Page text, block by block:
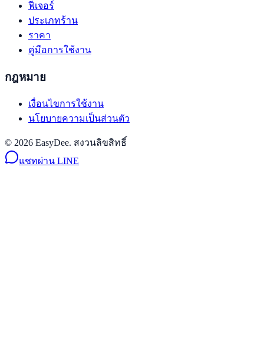
ฟีเจอร์
ประเภทร้าน
ราคา
คู่มือการใช้งาน
กฎหมาย
เงื่อนไขการใช้งาน
นโยบายความเป็นส่วนตัว
© 2026 EasyDee. สงวนลิขสิทธิ์
แชทผ่าน LINE